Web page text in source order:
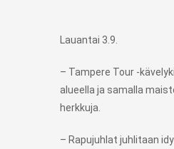
Lauantai 3.9.
– Tampere Tour -
alueella ja samalla
herkkuja.
– Rapujuhlat juhlitaan